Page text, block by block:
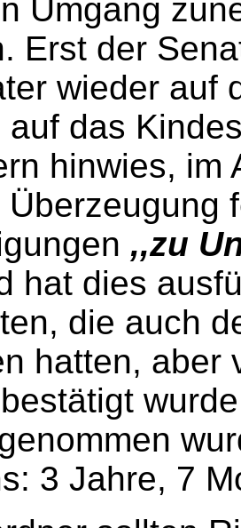
Umgang
Erst der
wieder auf
auf das
hinwies, im
,,zu
hat dies
die auch
hatten, aber
3 Jahre, 7